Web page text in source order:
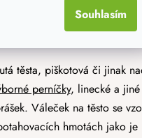
Souhlasím
a
c
p
r
v
použít
těsta, piškotová či jinak
perníčky, linecké a
Váleček na těsto se
hmotách jako